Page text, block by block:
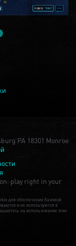
PA 18301 Monroe
play right in your
для обеспечения базовой
и не используются в
на использование этих